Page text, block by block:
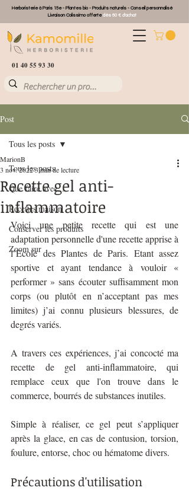
Herboristerie à Paris 15e - Plantes bio - Produits naturels - Conseil personnalisé
Livraison Colissimo offertedès 60 € d'achat
01 40 55 93 30
Post
Tous les posts
Que faire avec ...
Recettes maison
Conserver les produits
Zoom sur
Tous les posts
Recette gel anti-
inflammatoire
MarionB
3 nov. 20223 min de lecture
Voici une petite recette qui est une
adaptation personnelle d'une recette apprise à
l’Ecole des Plantes de Paris. Etant assez
sportive et ayant tendance à vouloir «
performer » sans écouter suffisamment mon
corps (ou plutôt en n’acceptant pas mes
limites) j’ai connu plusieurs blessures, de
degrés variés.
A travers ces expériences, j’ai concocté ma
recette de gel anti-inflammatoire, qui
remplace ceux que l'on trouve dans le
commerce, bourrés de substances inutiles.
Simple à réaliser, ce gel peut s’appliquer
après la glace, en cas de contusion, torsion,
foulure, entorse, choc ou hématome divers.
Précautions d'utilisation